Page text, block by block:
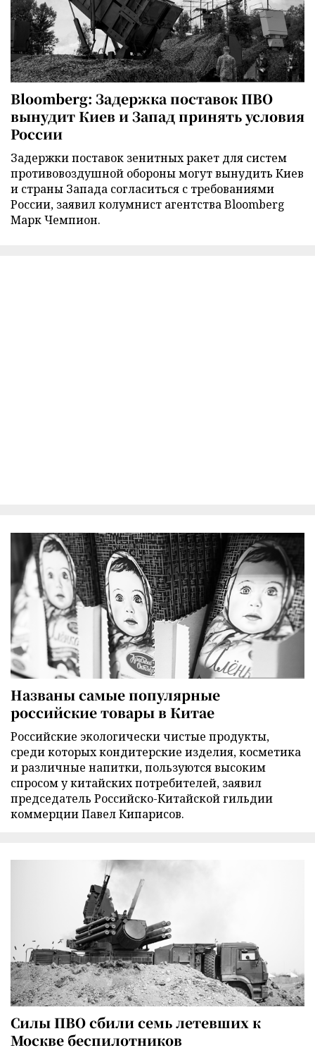
Bloomberg: Задержка поставок ПВО
вынудит Киев и Запад принять условия
России
Задержки поставок зенитных ракет для систем
противовоздушной обороны могут вынудить Киев
и страны Запада согласиться с требованиями
России, заявил колумнист агентства Bloomberg
Марк Чемпион.
Названы самые популярные
российские товары в Китае
Российские экологически чистые продукты,
среди которых кондитерские изделия, косметика
и различные напитки, пользуются высоким
спросом у китайских потребителей, заявил
председатель Российско-Китайской гильдии
коммерции Павел Кипарисов.
Силы ПВО сбили семь летевших к
Москве беспилотников